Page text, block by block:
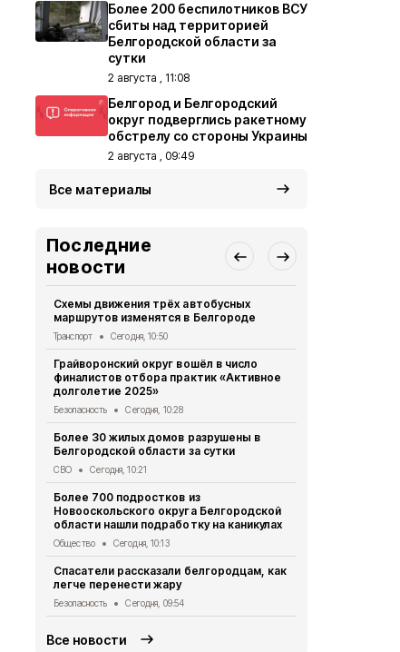
Более 200 беспилотников ВСУ
сбиты над территорией
Белгородской области за
сутки
2 августа , 11:08
Белгород и Белгородский
округ подверглись ракетному
обстрелу со стороны Украины
2 августа , 09:49
Все материалы
Последние
новости
Схемы движения трёх автобусных
маршрутов изменятся в Белгороде
Транспорт Сегодня, 10:50
Грайворонский округ вошёл в число
финалистов отбора практик «Активное
долголетие 2025»
Безопасность Сегодня, 10:28
Более 30 жилых домов разрушены в
Белгородской области за сутки
СВО Сегодня, 10:21
Более 700 подростков из
Новооскольского округа Белгородской
области нашли подработку на каникулах
Общество Сегодня, 10:13
Спасатели рассказали белгородцам, как
легче перенести жару
Безопасность Сегодня, 09:54
Все новости